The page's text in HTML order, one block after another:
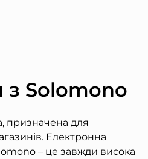
з Solomono
призначена для
Електронна
– це завжди висока